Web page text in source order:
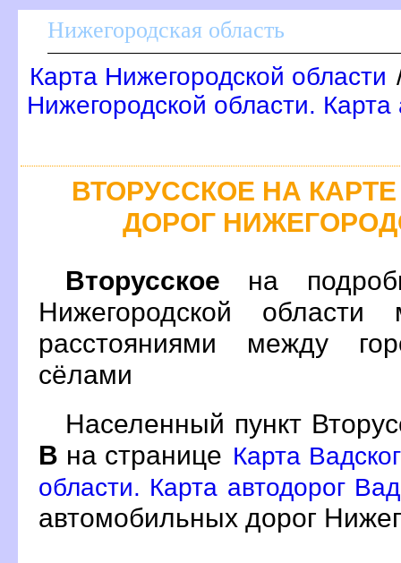
Нижегородская область
Карта Нижегородской области
Нижегородской области.
ТОРУССКОЕ НА
ДОРОГ
торусское на
Нижегородской
расстояниями между
сёлами
Населенный пункт
на странице Карта
области. Карта автодорог
автомобильных дорог